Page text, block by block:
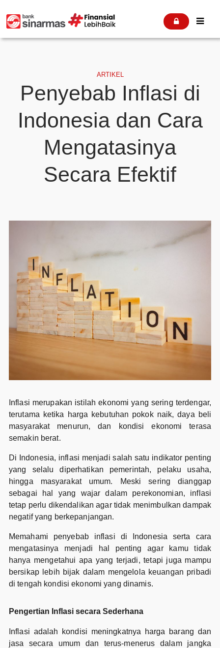
 
ARTIKEL
Penyebab Inflasi di
Indonesia dan Cara
Mengatasinya
Secara Efektif
Inflasi merupakan istilah ekonomi yang sering terdengar,
terutama ketika harga kebutuhan pokok naik, daya beli
masyarakat menurun, dan kondisi ekonomi terasa
semakin berat.
Di Indonesia, inflasi menjadi salah satu indikator penting
yang selalu diperhatikan pemerintah, pelaku usaha,
hingga masyarakat umum. Meski sering dianggap
sebagai hal yang wajar dalam perekonomian, inflasi
tetap perlu dikendalikan agar tidak menimbulkan dampak
negatif yang berkepanjangan.
Memahami penyebab inflasi di Indonesia serta cara
mengatasinya menjadi hal penting agar kamu tidak
hanya mengetahui apa yang terjadi, tetapi juga mampu
bersikap lebih bijak dalam mengelola keuangan pribadi
di tengah kondisi ekonomi yang dinamis.
Pengertian Inflasi secara Sederhana
Inflasi adalah kondisi meningkatnya harga barang dan
jasa secara umum dan terus-menerus dalam jangka